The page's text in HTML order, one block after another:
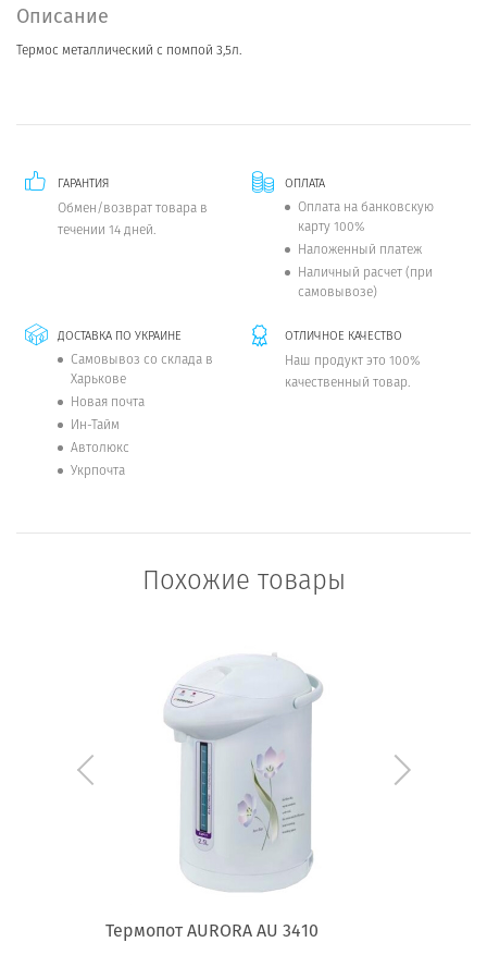
Описание
Термос металлический с помпой 3,5л.
ГАРАНТИЯ
Обмен/возврат товара в
течении 14 дней.
ОПЛАТА
Оплата на банковскую
карту 100%
Наложенный платеж
Наличный расчет (при
самовывозе)
ДОСТАВКА ПО УКРАИНЕ
Самовывоз со склада в
Харькове
Новая почта
Ин-Тайм
Автолюкс
Укрпочта
ОТЛИЧНОЕ КАЧЕСТВО
Наш продукт это 100%
качественный товар.
Похожие товары
Термопот AURORA AU 3410